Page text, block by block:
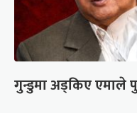
गुन्डुमा अड्किए एमाले